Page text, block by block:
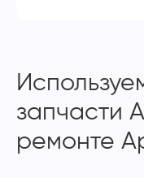
запчасти
ремонте